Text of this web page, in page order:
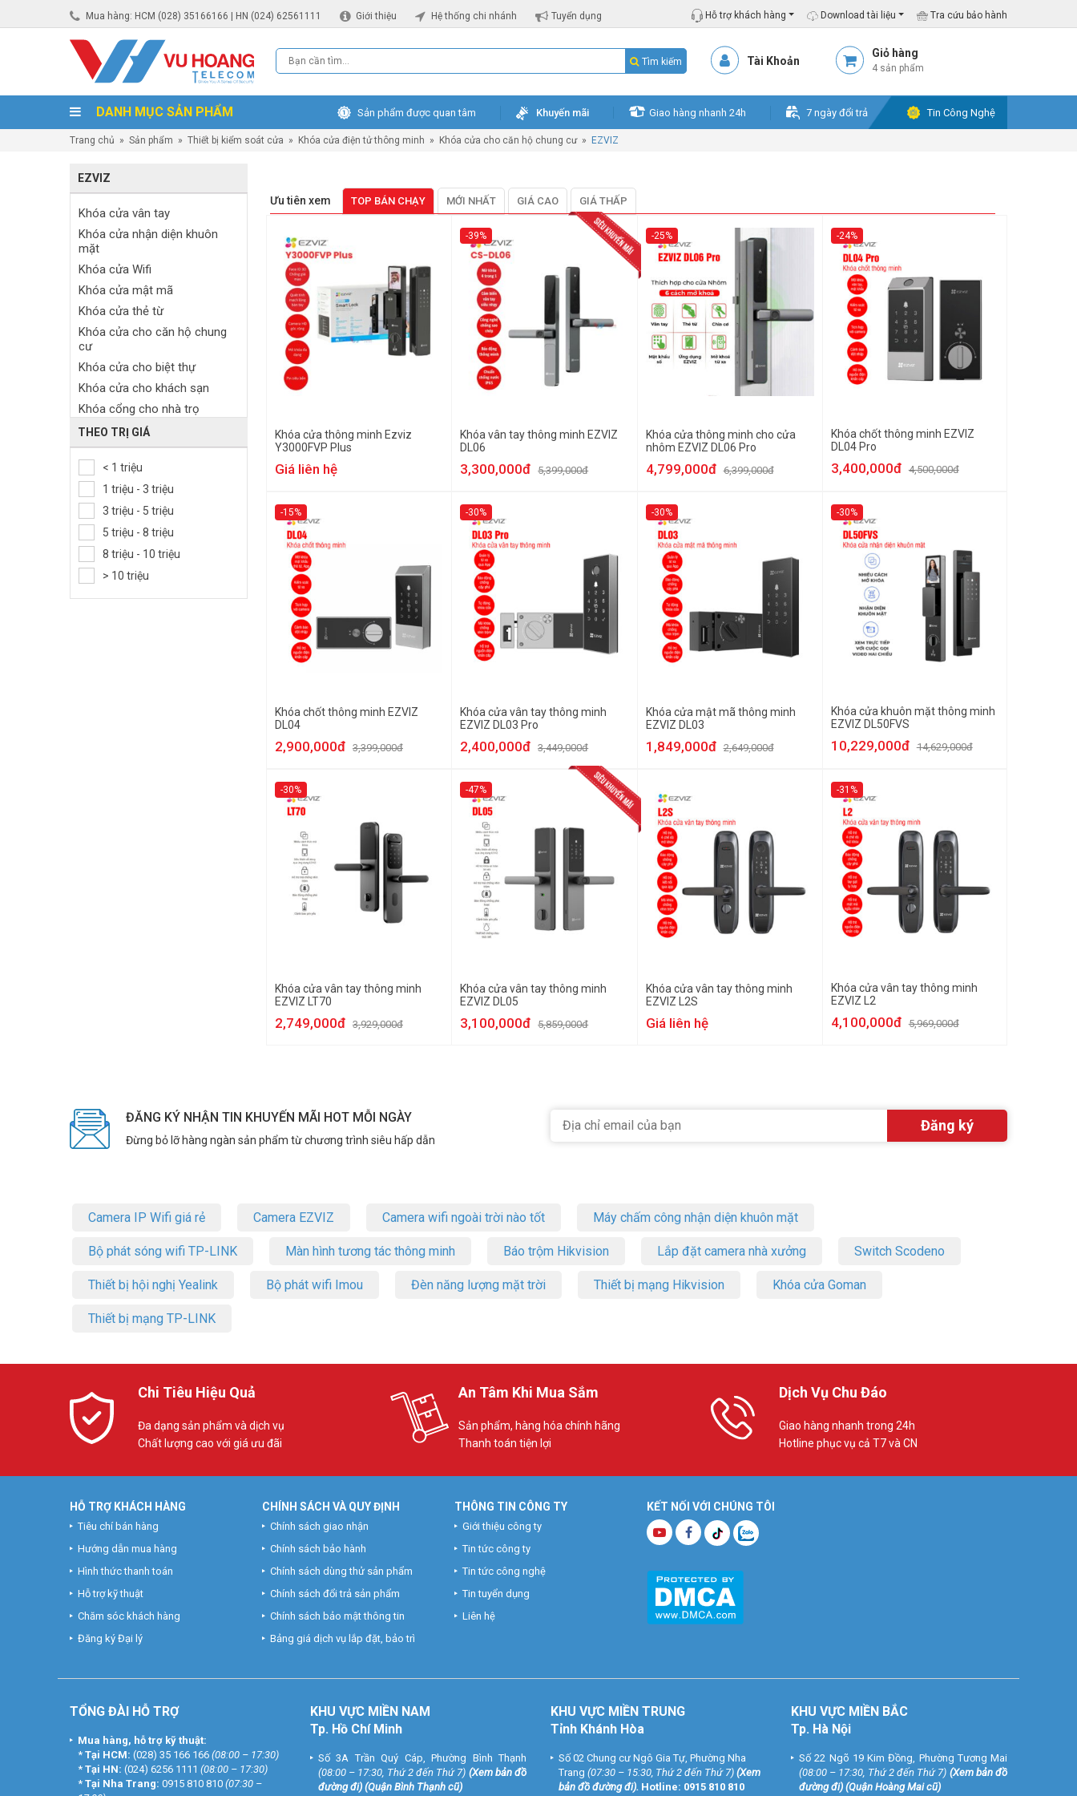
Mua hàng: HCM (028) 35166166 | HN (024) 62561111 Giới thiệu Hệ thống chi nhánh Tuyển dụng Hỗ trợ khách hàng Download tài liệu Tra cứu bảo hành
Tìm kiếm Tài Khoản
Giỏ hàng
4 sản phẩm
DANH MỤC SẢN PHẨM Sản phẩm được quan tâm Khuyến mãi Giao hàng nhanh 24h 7 ngày đổi trả Tin Công Nghệ
Trang chủ » Sản phẩm » Thiết bị kiểm soát cửa » Khóa cửa điện tử thông minh » Khóa cửa cho căn hộ chung cư » EZVIZ
EZVIZ
Khóa cửa vân tay
Khóa cửa nhận diện khuôn
mặt
Khóa cửa Wifi
Khóa cửa mật mã
Khóa cửa thẻ từ
Khóa cửa cho căn hộ chung
cư
Khóa cửa cho biệt thự
Khóa cửa cho khách sạn
Khóa cổng cho nhà trọ
Khóa cửa gỗ
Khóa cửa sắt ngoài trời
Khóa cửa nhôm
Khóa cửa kính
Khóa tủ khách sạn
Khóa cửa tủ đồ
THEO TRỊ GIÁ
< 1 triệu
1 triệu - 3 triệu
3 triệu - 5 triệu
5 triệu - 8 triệu
8 triệu - 10 triệu
> 10 triệu
Ưu tiên xem TOP BÁN CHẠY MỚI NHẤT GIÁ CAO GIÁ THẤP
Khóa cửa thông minh Ezviz
Y3000FVP Plus
Giá liên hệ
-39%
Khóa vân tay thông minh EZVIZ
DL06
3,300,000đ 5,399,000đ
-25%
Khóa cửa thông minh cho cửa
nhôm EZVIZ DL06 Pro
4,799,000đ 6,399,000đ
-24%
Khóa chốt thông minh EZVIZ
DL04 Pro
3,400,000đ 4,500,000đ
-15%
Khóa chốt thông minh EZVIZ
DL04
2,900,000đ 3,399,000đ
-30%
Khóa cửa vân tay thông minh
EZVIZ DL03 Pro
2,400,000đ 3,449,000đ
-30%
Khóa cửa mật mã thông minh
EZVIZ DL03
1,849,000đ 2,649,000đ
-30%
Khóa cửa khuôn mặt thông minh
EZVIZ DL50FVS
10,229,000đ 14,629,000đ
-30%
Khóa cửa vân tay thông minh
EZVIZ LT70
2,749,000đ 3,929,000đ
-47%
Khóa cửa vân tay thông minh
EZVIZ DL05
3,100,000đ 5,859,000đ
Khóa cửa vân tay thông minh
EZVIZ L2S
Giá liên hệ
-31%
Khóa cửa vân tay thông minh
EZVIZ L2
4,100,000đ 5,969,000đ
ĐĂNG KÝ NHẬN TIN KHUYẾN MÃI HOT MỖI NGÀY
Đừng bỏ lỡ hàng ngàn sản phẩm từ chương trình siêu hấp dẫn
Camera IP Wifi giá rẻ Camera EZVIZ Camera wifi ngoài trời nào tốt Máy chấm công nhận diện khuôn mặt
Bộ phát sóng wifi TP-LINK Màn hình tương tác thông minh Báo trộm Hikvision Lắp đặt camera nhà xưởng Switch Scodeno
Thiết bị hội nghị Yealink Bộ phát wifi Imou Đèn năng lượng mặt trời Thiết bị mạng Hikvision Khóa cửa Goman
Thiết bị mạng TP-LINK
Chi Tiêu Hiệu Quả
Đa dạng sản phẩm và dịch vụ
Chất lượng cao với giá ưu đãi
An Tâm Khi Mua Sắm
Sản phẩm, hàng hóa chính hãng
Thanh toán tiện lợi
Dịch Vụ Chu Đáo
Giao hàng nhanh trong 24h
Hotline phục vụ cả T7 và CN
KẾT NỐI VỚI CHÚNG TÔI
HỖ TRỢ KHÁCH HÀNG
Tiêu chí bán hàng
Hướng dẫn mua hàng
Hình thức thanh toán
Hỗ trợ kỹ thuật
Chăm sóc khách hàng
Đăng ký Đại lý
CHÍNH SÁCH VÀ QUY ĐỊNH
Chính sách giao nhận
Chính sách bảo hành
Chính sách dùng thử sản phẩm
Chính sách đổi trả sản phẩm
Chính sách bảo mật thông tin
Bảng giá dịch vụ lắp đặt, bảo trì
THÔNG TIN CÔNG TY
Giới thiệu công ty
Tin tức công ty
Tin tức công nghệ
Tin tuyển dụng
Liên hệ
TỔNG ĐÀI HỖ TRỢ
Mua hàng, hỗ trợ kỹ thuật:
* Tại HCM: (028) 35 166 166 (08:00 – 17:30)
* Tại HN: (024) 6256 1111 (08:00 – 17:30)
* Tại Nha Trang: 0915 810 810 (07:30 –
KHU VỰC MIỀN NAM
Tp. Hồ Chí Minh
Số 3A Trần Quý Cáp, Phường Bình Thạnh
(08:00 – 17:30, Thứ 2 đến Thứ 7) (Xem bản đồ
đường đi) (Quận Bình Thạnh cũ)
KHU VỰC MIỀN TRUNG
Tỉnh Khánh Hòa
Số 02 Chung cư Ngô Gia Tự, Phường Nha
Trang (07:30 – 15:30, Thứ 2 đến Thứ 7) (Xem
bản đồ đường đi). Hotline: 0915 810 810
KHU VỰC MIỀN BẮC
Tp. Hà Nội
Số 22 Ngõ 19 Kim Đồng, Phường Tương Mai
(08:00 – 17:30, Thứ 2 đến Thứ 7) (Xem bản đồ
đường đi) (Quận Hoàng Mai cũ)